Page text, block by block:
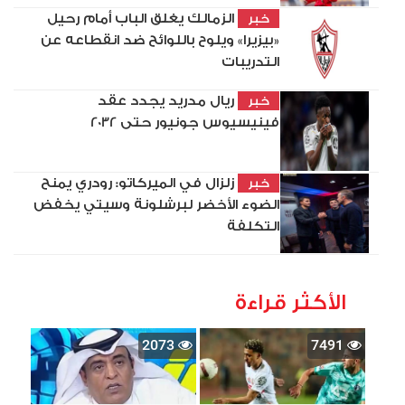
خبر
الزمالك يغلق الباب أمام رحيل
«بيزيرا» ويلوح باللوائح ضد انقطاعه عن
التدريبات
خبر
ريال مدريد يجدد عقد
فينيسيوس جونيور حتى 2032
خبر
زلزال في الميركاتو: رودري يمنح
الضوء الأخضر لبرشلونة وسيتي يخفض
التكلفة
الأكثر قراءة
7491
2073